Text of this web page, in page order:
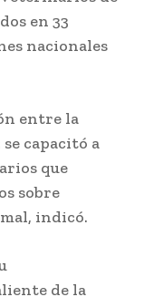
en 33
nacionales
entre la
capacitó a
que
sobre
indicó.
de la